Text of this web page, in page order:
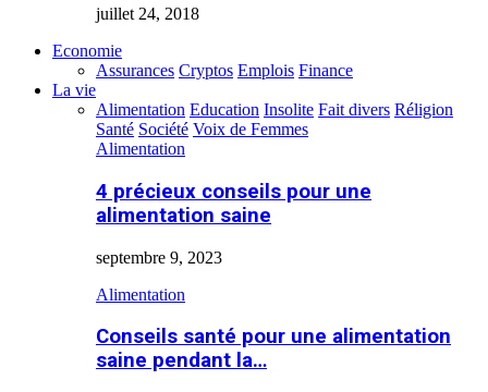
juillet 24, 2018
Economie
Assurances Cryptos Emplois Finance
La vie
Alimentation Education Insolite Fait divers Réligion
Santé Société Voix de Femmes
Alimentation
4 précieux conseils pour une
alimentation saine
septembre 9, 2023
Alimentation
Conseils santé pour une alimentation
saine pendant la…